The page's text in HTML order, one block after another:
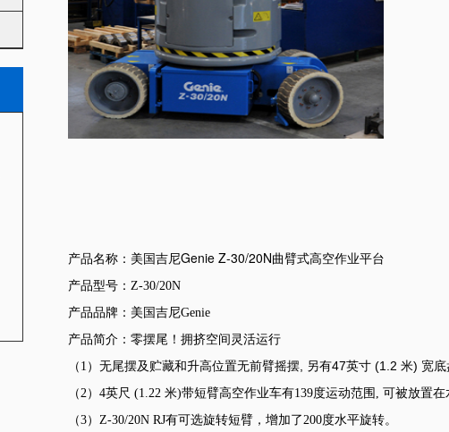
产品名称：美国吉尼Genie Z-30/20N曲臂式高空作业平台
产品型号：Z-30/20N
产品品牌：美国吉尼Genie
产品简介： 零摆尾！拥挤空间灵活运行
（1）无尾摆及贮藏和升高位置无前臂摇摆, 另有47英寸 (1.2 米) 宽底
（2）4英尺 (1.22 米)带短臂高空作业车有139度运动范围, 可被放置在
（3）Z-30/20N RJ有可选旋转短臂，增加了200度水平旋转。